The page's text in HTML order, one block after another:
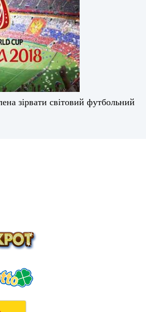
зірвати світовий футбольний